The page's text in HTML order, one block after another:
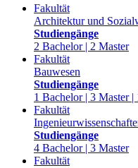
Fakultät
Architektur und
Studiengänge
2 Bachelor | 2 Master
Fakultät
Bauwesen
Studiengänge
1 Bachelor | 3 Master
Fakultät
Studiengänge
4 Bachelor | 3 Master
Fakultät